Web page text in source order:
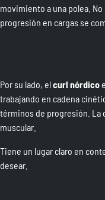
movimiento a una polea.
progresión en cargas se
Por su lado, elcurl nórdico
trabajando en cadena
términos de progresión. La
muscular.
Tiene un lugar claro en
desear.